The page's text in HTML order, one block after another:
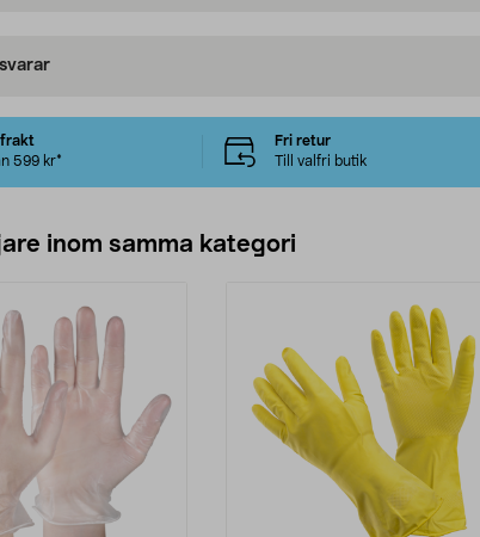
frakt
599 kr*
Fri retur
Till valfri butik
inom samma kategori